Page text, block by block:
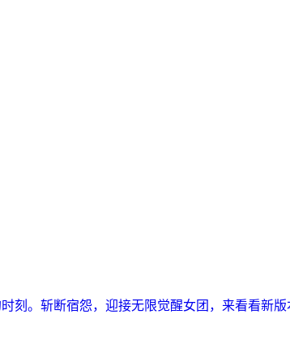
刻。斩断宿怨，迎接无限觉醒女团，来看看